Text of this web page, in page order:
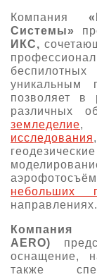
Компания
Системы»
ИКС,
уникальным
позволяет в
различных
земледелие
исследования
небольших
направлениях.
AERO)
оснащение,
также